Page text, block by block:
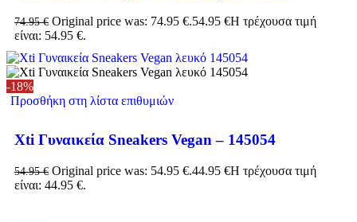
74.95€ Original price was: 74.95 €.54.95 €Η τρέχουσα τιμή
είναι: 54.95 €.
-18%
Προσθήκη στη λίστα επιθυμιών
Xti Γυναικεία Sneakers Vegan – 145054
54.95€ Original price was: 54.95 €.44.95 €Η τρέχουσα τιμή
είναι: 44.95 €.